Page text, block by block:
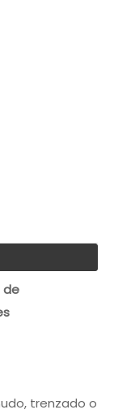
de
trenzado o